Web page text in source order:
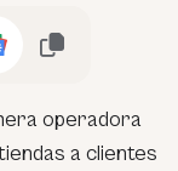
operadora
a clientes